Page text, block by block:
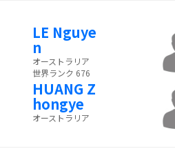
LE Nguye
n
オーストラリア
世界ランク 676
HUANG Z
hongye
オーストラリア